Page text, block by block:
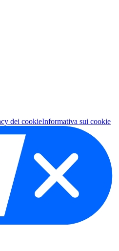
dei cookieInformativa sui cookie